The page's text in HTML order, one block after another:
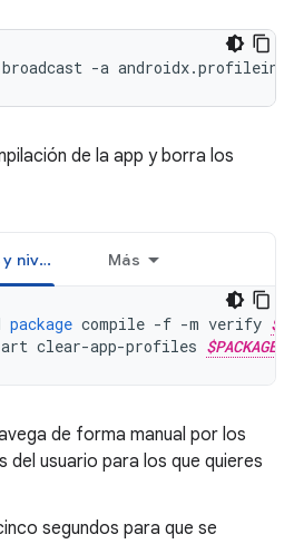
-a
de la app y borra los
Nivel de API 34 y niveles superiores Más
package compile -f -m verify
art clear-app-profiles
de forma manual por los
usuario para los que quieres
segundos para que se